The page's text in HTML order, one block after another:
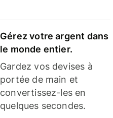
Gérez votre argent dans
le monde entier.
Gardez vos devises à
portée de main et
convertissez-les en
quelques secondes.